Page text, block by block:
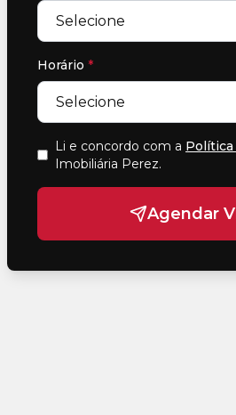
Horário *
Li e concordo com a Política
Imobiliária Perez.
Agendar